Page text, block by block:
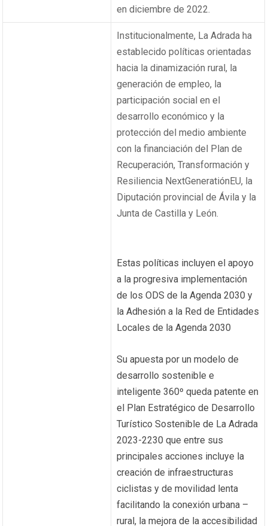
en diciembre de 2022.
Institucionalmente, La Adrada ha
establecido políticas orientadas
hacia la dinamización rural, la
generación de empleo, la
participación social en el
desarrollo económico y la
protección del medio ambiente
con la financiación del Plan de
Recuperación, Transformación y
Resiliencia NextGeneratiónEU, la
Diputación provincial de Ávila y la
Junta de Castilla y León.
Estas políticas incluyen el apoyo
a la progresiva implementación
de los ODS de la Agenda 2030 y
la Adhesión a la Red de Entidades
Locales de la Agenda 2030
Su apuesta por un modelo de
desarrollo sostenible e
inteligente 360º queda patente en
el Plan Estratégico de Desarrollo
Turístico Sostenible de La Adrada
2023-2230 que entre sus
principales acciones incluye la
creación de infraestructuras
ciclistas y de movilidad lenta
facilitando la conexión urbana –
rural, la mejora de la accesibilidad